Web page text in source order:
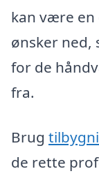
kan være en
ønsker ned,
for de
fra.
Brug
de rette